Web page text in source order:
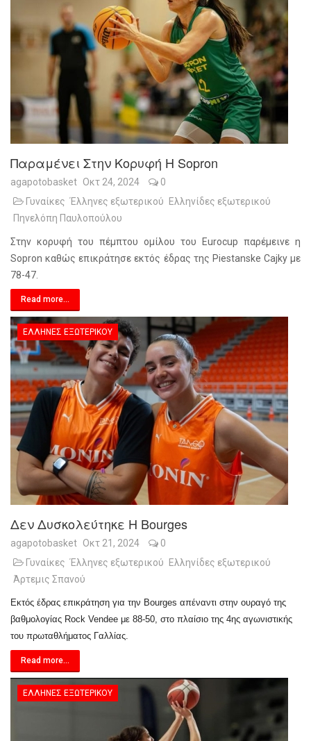
Παραμένει Στην Κορυφή Η Sopron
agapotobasket Οκτ 24, 2024
0
Γυναίκες Έλληνες εξωτερικού
Ελληνίδες εξωτερικού
Πηνελόπη Παυλοπούλου
Στην κορυφή του πέμπτου ομίλου του Eurocup παρέμεινε η
Sopron καθώς επικράτησε εκτός έδρας της Piestanske Cajky με
78-47.
Read more...
ΈΛΛΗΝΕΣ ΕΞΩΤΕΡΙΚΟΎ
Δεν Δυσκολεύτηκε Η Bourges
agapotobasket Οκτ 21, 2024
0
Γυναίκες Έλληνες εξωτερικού
Ελληνίδες εξωτερικού
Άρτεμις Σπανού
Εκτός έδρας επικράτηση για την Bourges απέναντι στην ουραγό της
βαθμολογίας Rock Vendee με 88-50, στο πλαίσιο της 4ης αγωνιστικής
του πρωταθλήματος Γαλλίας.
Read more...
ΈΛΛΗΝΕΣ ΕΞΩΤΕΡΙΚΟΎ